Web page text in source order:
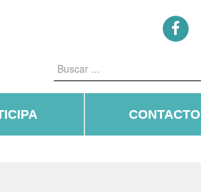
CONTACTO